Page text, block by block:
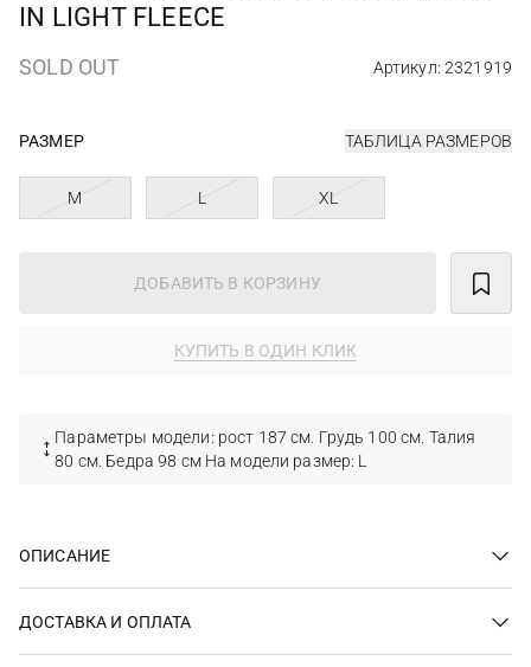
IN LIGHT FLEECE
SOLD OUT Артикул: 2321919
РАЗМЕР ТАБЛИЦА РАЗМЕРОВ
M L XL
ДОБАВИТЬ В КОРЗИНУ
КУПИТЬ В ОДИН КЛИК
Параметры модели: рост 187 см. Грудь 100 см. Талия
80 см. Бедра 98 см На модели размер: L
ОПИСАНИЕ
ДОСТАВКА И ОПЛАТА